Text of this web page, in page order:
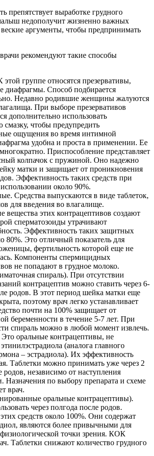
препятствует выработке грудного
недополучит жизненно важных
аргументы, чтобы предпринимать
рекомендуют такие способы
этой группе относятся презервативы,
диафрагмы. Способ подбирается
Недавно родившие женщины жалуются
При выборе презервативов
дополнительно использовать
смазку, чтобы предупредить
ощущения во время интимной
удобна и проста в применении. Ее
Приспособление представляет
колпачок с пружиной. Оно надежно
матки и защищает от проникновения
Эффективность таких средств при
около 90%.
Средства выпускаются в виде таблеток,
для введения во влагалище.
вещества этих контрацептивов создают
сперматозоиды утрачивают
Эффективность таких защитных
80%. Это отличный показатель для
фертильность которой еще не
Компоненты спермицидных
не попадают в грудное молоко.
спираль). При отсутствии
контрацептив можно ставить через 6-
родов. В этот период шейка матки еще
поэтому врач легко устанавливает
почти на 100% защищает от
беременности в течение 5-7 лет. При
спираль можно в любой момент извлечь.
оральные контрацептивы, не
(аналога главного
– эстрадиола). Их эффективность
Таблетки можно принимать уже через 2
родов, независимо от наступления
Назначения по выбору препарата и схеме
врач.
оральные контрацептивы).
через полгода после родов.
средств около 100%. Они содержат
являются более привычными для
точки зрения. КОК
Таблетки снижают количество грудного